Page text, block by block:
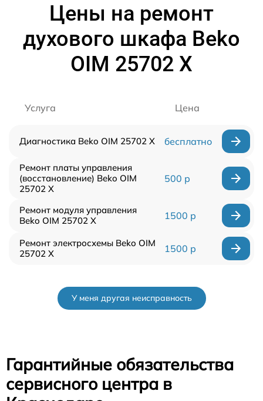
Цены на ремонт
духового шкафа Beko
OIM 25702 X
Услуга Цена
Диагностика Beko OIM 25702 X бесплатно
Ремонт платы управления
(восстановление) Beko OIM
25702 X
500 р
Ремонт модуля управления
Beko OIM 25702 X
1500 р
Ремонт электросхемы Beko OIM
25702 X
1500 р
У меня другая неисправность
Гарантийные обязательства
сервисного центра в